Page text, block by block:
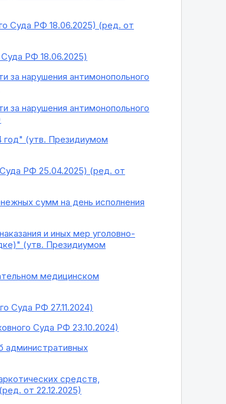
Суда РФ 18.06.2025) (ред. от
РФ 18.06.2025)
за нарушения антимонопольного
за нарушения антимонопольного
год" (утв. Президиумом
РФ 25.04.2025) (ред. от
сумм на день исполнения
и иных мер уголовно-
(утв. Президиумом
медицинском
Суда РФ 27.11.2024)
Суда РФ 23.10.2024)
административных
средств,
от 22.12.2025)